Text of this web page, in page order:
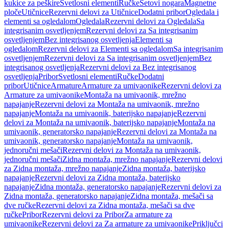
kukice za peškireSvetlosni elementiRučkeSetovi nogaraMagnetne
pločeUtičniceRezervni delovi za UtičniceDodatni priborOgledala i
elementi sa ogledalomOgledalaRezervni delovi za OgledalaSa
integrisanim osvetljenjemRezervni delovi za Sa integrisanim
osvetljenjemBez integrisanog osvetljenjaElementi sa
ogledalomRezervni delovi za Elementi sa ogledalomSa integrisanim
osvetljenjemRezervni delovi za Sa integrisanim osvetljenjemBez
integrisanog osvetljenjaRezervni delovi za Bez integrisanog
osvetljenjaPriborSvetlosni elementiRučkeDodatni
priborUtičniceArmatureArmature za umivaonikeRezervni delovi za
Armature za umivaonikeMontaža na umivaonik, mrežno
napajanjeRezervni delovi za Montaža na umivaonik, mrežno
napajanjeMontaža na umivaonik, baterijsko napajanjeRezervni
delovi za Montaža na umivaonik, baterijsko napajanjeMontaža na
umivaonik, generatorsko napajanjeRezervni delovi za Montaža na
umivaonik, generatorsko napajanjeMontaža na umivaonik,
jednoručni mešačiRezervni delovi za Montaža na umivaonik,
jednoručni mešačiZidna montaža, mrežno napajanjeRezervni delovi
za Zidna montaža, mrežno napajanjeZidna montaža, baterijsko
napajanjeRezervni delovi za Zidna montaža, baterijsko
napajanjeZidna montaža, generatorsko napajanjeRezervni delovi za
Zidna montaža, generatorsko napajanjeZidna montaža, mešači sa
dve ručkeRezervni delovi za Zidna montaža, mešači sa dve
ručkePriborRezervni delovi za PriborZa armature za
umivaonikeRezervni delovi za Za armature za umivaonikePriključci